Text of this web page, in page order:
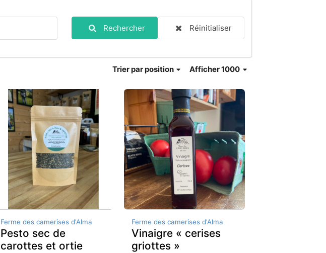
Rechercher Réinitialiser
Afficher 1000
Trierpar position
Ferme des camerises d'Alma
Pesto sec de
carottes et ortie
Ferme des camerises d'Alma
Vinaigre « cerises
griottes »